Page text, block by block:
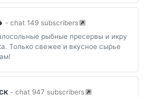
- chat 149 subscribers
рыбные пресервы и икру
Только свежее и вкусное сырье
- chat 947 subscribers